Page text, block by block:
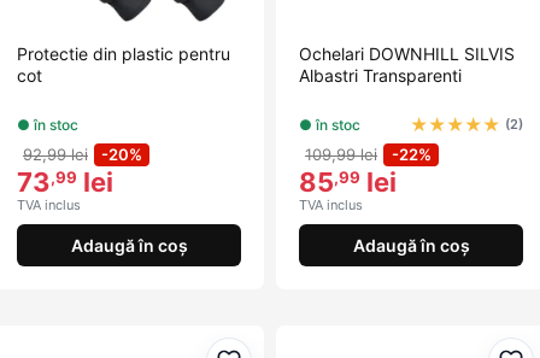
Protectie din plastic pentru
cot
● în stoc
92,99 lei -20%
73,99 lei
TVA inclus
Adaugă în coș
Ochelari DOWNHILL SILVIS
Albastri Transparenti
● în stoc ★★★★★ (2)
109,99 lei -22%
85,99 lei
TVA inclus
Adaugă în coș